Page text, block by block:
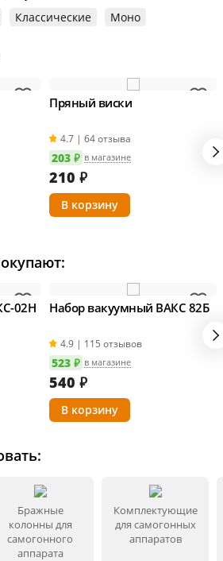
характеристиках, комплектации и
Классические Моно
Пряный виски
4.7 | 64 отзыва
203 ₽ в магазине
210 ₽
02Н Набор вакуумный ВАКС 82Б
4.9 | 115 отзывов
523 ₽ в магазине
540 ₽
Бражные
колонны для
самогонного
аппарата
Комплектующие
для самогонных
аппаратов